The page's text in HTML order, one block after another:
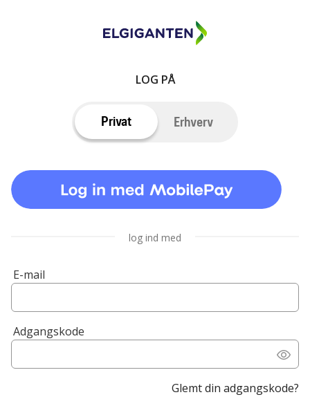
LOG PÅ
Privat Erhverv
log ind med
E-mail
Adgangskode
Glemt din adgangskode?